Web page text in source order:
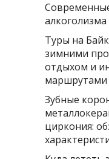
Туры на
зимними
отдыхом и
маршрутами
Зубные
циркония: